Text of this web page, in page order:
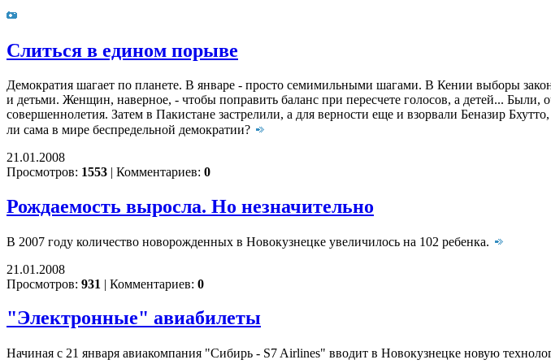
Слиться в едином порыве
Демократия шагает по планете. В январе - просто семимильными шагами. В Кении выборы
и детьми. Женщин, наверное, - чтобы поправить баланс при пересчете голосов, а детей...
совершеннолетия. Затем в Пакистане застрелили, а для верности еще и взорвали Беназир
ли сама в мире беспредельной демократии?
21.01.2008
Просмотров: 1553 | Комментариев: 0
Рождаемость выросла. Но незначительно
В 2007 году количество новорожденных в Новокузнецке увеличилось на 102 ребенка.
21.01.2008
Просмотров: 931 | Комментариев: 0
"Электронные" авиабилеты
Начиная с 21 января авиакомпания "Сибирь - S7 Airlines" вводит в Новокузнецке новую